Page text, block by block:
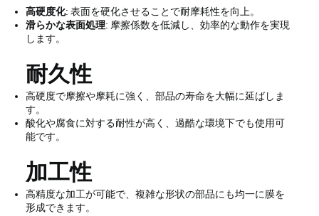
高硬度化: 表面を硬化させることで耐摩耗性を向上。
滑らかな表面処理: 摩擦係数を低減し、効率的な動作を実現
します。
耐久性
高硬度で摩擦や摩耗に強く、部品の寿命を大幅に延ばしま
す。
酸化や腐食に対する耐性が高く、過酷な環境下でも使用可
能です。
加工性
高精度な加工が可能で、複雑な形状の部品にも均一に膜を
形成できます。